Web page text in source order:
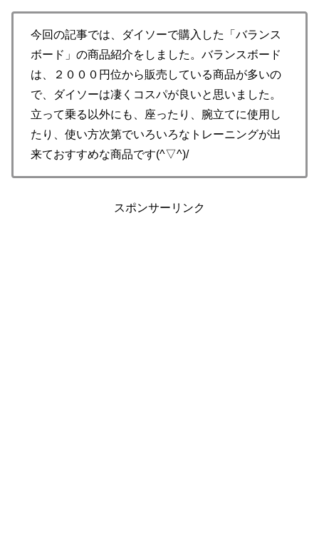
今回の記事では、ダイソーで購入した「バランス
ボード」の商品紹介をしました。バランスボード
は、２０００円位から販売している商品が多いの
で、ダイソーは凄くコスパが良いと思いました。
立って乗る以外にも、座ったり、腕立てに使用し
たり、使い方次第でいろいろなトレーニングが出
来ておすすめな商品です(^▽^)/
スポンサーリンク